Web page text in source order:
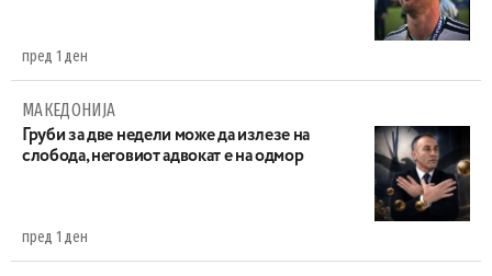
пред 1 ден
МАКЕДОНИЈА
Груби за две недели може да излезе на
слобода, неговиот адвокат е на одмор
пред 1 ден